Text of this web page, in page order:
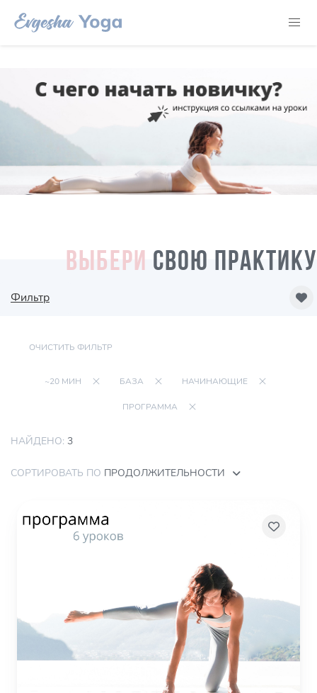
ВЫБЕРИ СВОЮ ПРАКТИКУ
Фильтр
ОЧИСТИТЬ ФИЛЬТР
~20 МИН БАЗА НАЧИНАЮЩИЕ
ПРОГРАММА
НАЙДЕНО: 3
СОРТИРОВАТЬ ПО ПРОДОЛЖИТЕЛЬНОСТИ